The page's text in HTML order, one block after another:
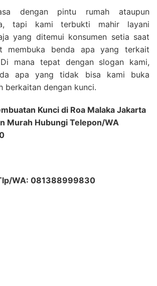
dengan pintu rumah ataupun
tapi kami terbukti mahir layani
yang ditemui konsumen setia saat
membuka benda apa yang terkait
mana tepat dengan slogan kami,
apa yang tidak bisa kami buka
berkaitan dengan kunci.
Kunci di Roa Malaka Jakarta
Murah Hubungi Telepon/WA
WA: 081388999830